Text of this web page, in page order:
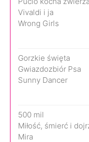
Vivaldi i ja
Wrong Girls
Gorzkie święta
Gwiazdozbiór Psa
Sunny Dancer
500 mil
Miłość, śmierć i
Mira